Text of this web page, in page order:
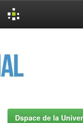
Dspace de la